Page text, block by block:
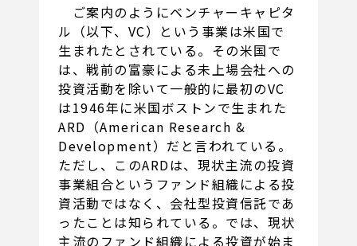
ご案内のようにベンチャーキャピタ
ル（以下、VC）という事業は米国で
生まれたとされている。その米国で
は、戦前の富豪による未上場会社への
投資活動を除いて一般的に最初のVC
は1946年に米国ボストンで生まれた
ARD（American Research &
Development）だと言われている。
ただし、このARDは、現状主流の投資
事業組合というファンド組織による投
資活動ではなく、会社型投資信託であ
ったことは知られている。では、現状
主流のファンド組織による投資が始ま